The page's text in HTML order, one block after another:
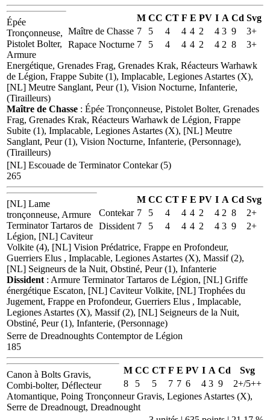
M CC CT F E PV I A Cd Svg
Maître de Chasse 7 5 4 4 4 2 4 3 9
3+
Rapace Nocturne 7 5 4 4 4 2 4 2 8 3+
Épée
Tronçonneuse,
Pistolet Bolter,
Armure
Energétique, Grenades Frag, Grenades Krak, Réacteurs Warhawk
de Légion, Frappe Subite (1), Implacable, Legiones Astartes (X),
[NL] Meutre Sanglant, Peur (1), Vision Nocturne, Infanterie,
(Tirailleurs)
Maître de Chasse : Épée Tronçonneuse, Pistolet Bolter, Grenades
Frag, Grenades Krak, Réacteurs Warhawk de Légion, Frappe
Subite (1), Implacable, Legiones Astartes (X), [NL] Meutre
Sanglant, Peur (1), Vision Nocturne, Infanterie, (Personnage),
(Tirailleurs)
[NL] Escouade de Terminator Contekar (5)
265
M CC CT F E PV I A Cd Svg
Contekar 7 5 4 4 4 2 4 2 8
2+
Dissident 7 5 4 4 4 2 4 3 9 2+
[NL] Lame
tronçonneuse, Armure
Terminator Tartaros de
Légion, [NL] Caviteur
Volkite (4), [NL] Vision Prédatrice, Frappe en Profondeur,
Guerriers Elus , Implacable, Legiones Astartes (X), Massif (2),
[NL] Seigneurs de la Nuit, Obstiné, Peur (1), Infanterie
Dissident : Armure Terminator Tartaros de Légion, [NL] Griffe
énergétique Escaton, [NL] Caviteur Volkite, [NL] Trophées du
Jugement, Frappe en Profondeur, Guerriers Elus , Implacable,
Legiones Astartes (X), Massif (2), [NL] Seigneurs de la Nuit,
Obstiné, Peur (1), Infanterie, (Personnage)
Serre de Dreadnoughts Contemptor de Légion
185
M CC CT F E PV I A Cd
Svg
8
5 5 7 7 6 4 3 9 2+/5++
Canon à Bolts Gravis,
Combi-bolter, Déflecteur
Atomantique, Poing Tronçonneur Gravis, Legiones Astartes (X),
Serre de Dreadnougt, Dreadnought